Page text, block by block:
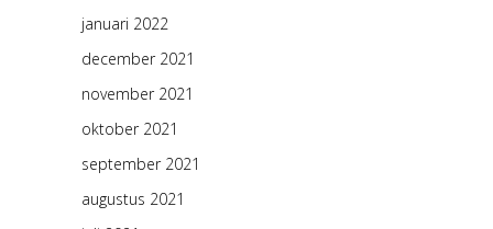
januari 2022
december 2021
november 2021
oktober 2021
september 2021
augustus 2021